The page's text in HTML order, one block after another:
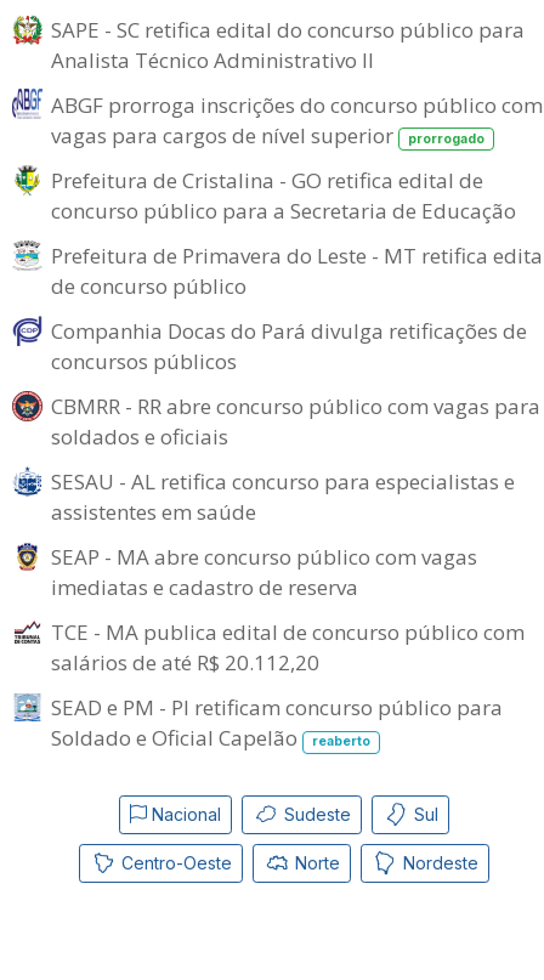
SAPE - SC retifica edital do concurso público para
Analista Técnico Administrativo II
ABGF prorroga inscrições do concurso público com
vagas para cargos de nível superior
prorrogado
Prefeitura de Cristalina - GO retifica edital de
concurso público para a Secretaria de Educação
Prefeitura de Primavera do Leste - MT retifica
de concurso público
Companhia Docas do Pará divulga retificações de
concursos públicos
CBMRR - RR abre concurso público com vagas para
soldados e oficiais
SESAU - AL retifica concurso para especialistas e
assistentes em saúde
SEAP - MA abre concurso público com vagas
imediatas e cadastro de reserva
TCE - MA publica edital de concurso público com
salários de até R$ 20.112,20
SEAD e PM - PI retificam concurso público para
Soldado e Oficial Capelão
reaberto
Nacional Sudeste Sul
Centro-Oeste Norte Nordeste